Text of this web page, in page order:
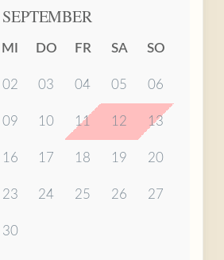
SEPTEMBER
MI DO FR SA SO
02 03 04 05 06
09 10 11 12 13
16 17 18 19 20
23 24 25 26 27
30